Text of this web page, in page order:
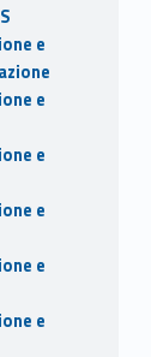
e
e
e
e
e
e